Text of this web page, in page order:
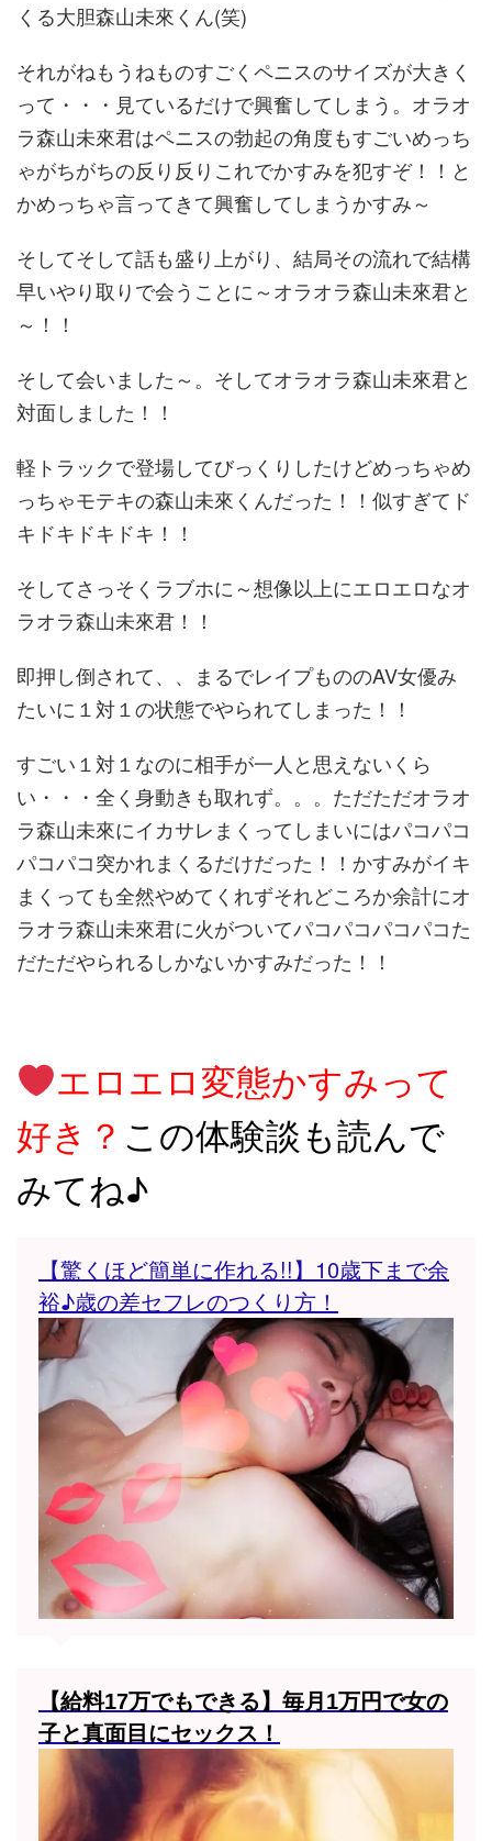
くる大胆森山未來くん(笑)
それがねもうねものすごくペニスのサイズが大きく
って・・・見ているだけで興奮してしまう。オラオ
ラ森山未來君はペニスの勃起の角度もすごいめっち
ゃがちがちの反り反りこれでかすみを犯すぞ！！と
かめっちゃ言ってきて興奮してしまうかすみ～
そしてそして話も盛り上がり、結局その流れで結構
早いやり取りで会うことに～オラオラ森山未來君と
～！！
そして会いました～。そしてオラオラ森山未來君と
対面しました！！
軽トラックで登場してびっくりしたけどめっちゃめ
っちゃモテキの森山未來くんだった！！似すぎてド
キドキドキドキ！！
そしてさっそくラブホに～想像以上にエロエロなオ
ラオラ森山未來君！！
即押し倒されて、、まるでレイプもののAV女優み
たいに１対１の状態でやられてしまった！！
すごい１対１なのに相手が一人と思えないくら
い・・・全く身動きも取れず。。。ただただオラオ
ラ森山未來にイカサレまくってしまいにはパコパコ
パコパコ突かれまくるだけだった！！かすみがイキ
まくっても全然やめてくれずそれどころか余計にオ
ラオラ森山未來君に火がついてパコパコパコパコた
だただやられるしかないかすみだった！！
エロエロ変態かすみって
好き ？ この体験談も読んで
みてね♪
【驚くほど簡単に作れる!!】10歳下まで余
裕♪歳の差セフレのつくり方！
【給料17万でもできる】毎月1万円で女の
子と真面目にセックス！